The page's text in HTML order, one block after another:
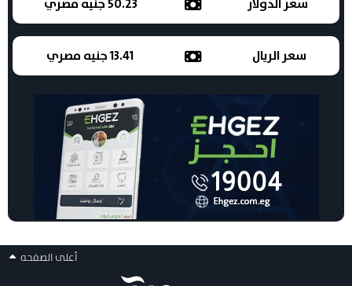
سعر الدولار 50.23 جنيه مصري
سعر الريال 13.41 جنيه مصري
أعلى الصفحه